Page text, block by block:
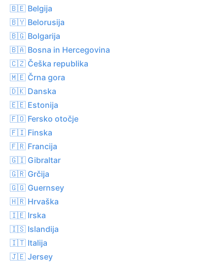
🇧🇪 Belgija
🇧🇾 Belorusija
🇧🇬 Bolgarija
🇧🇦 Bosna in Hercegovina
🇨🇿 Češka republika
🇲🇪 Črna gora
🇩🇰 Danska
🇪🇪 Estonija
🇫🇴 Fersko otočje
🇫🇮 Finska
🇫🇷 Francija
🇬🇮 Gibraltar
🇬🇷 Grčija
🇬🇬 Guernsey
🇭🇷 Hrvaška
🇮🇪 Irska
🇮🇸 Islandija
🇮🇹 Italija
🇯🇪 Jersey